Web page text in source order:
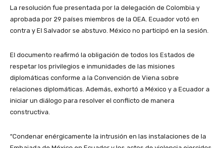
La resolución fue presentada por la delegación de Colombia y
aprobada por 29 países miembros de la OEA. Ecuador votó en
contra y El Salvador se abstuvo. México no participó en la sesión.
El documento reafirmó la obligación de todos los Estados de
respetar los privilegios e inmunidades de las misiones
diplomáticas conforme a la Convención de Viena sobre
relaciones diplomáticas. Además, exhortó a México y a Ecuador a
iniciar un diálogo para resolver el conflicto de manera
constructiva.
“Condenar enérgicamente la intrusión en las instalaciones de la